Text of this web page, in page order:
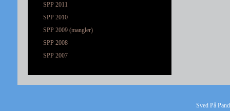
SPP 2011
SPP 2010
SPP 2009 (mangler)
SPP 2008
SPP 2007
Sved På